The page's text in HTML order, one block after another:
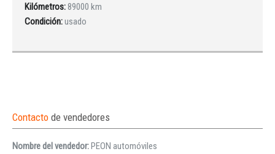
Kilómetros: 89000 km
Condición:usado
Contacto de vendedores
Nombre del vendedor:PEON automóviles